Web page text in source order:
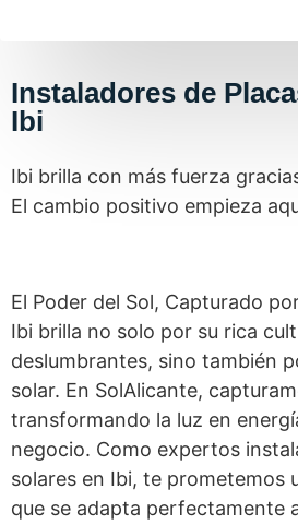
Instaladores de
Ibi
Ibi brilla con más fuerza
El cambio positivo empieza
El Poder del Sol, Capturado
Ibi brilla no solo por su rica
deslumbrantes, sino también
solar. En SolAlicante,
transformando la luz en
negocio. Como expertos
solares en Ibi, te prometemos
que se adapta perfectamente